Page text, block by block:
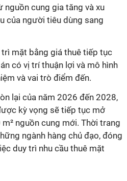
cung gia tăng và xu
của người tiêu dùng sang
trì mặt bằng giá thuê tiếp tục
có vị trí thuận lợi và mô hình
và vai trò điểm đến.
lại của năm 2026 đến 2028,
kỳ vọng sẽ tiếp tục mở
nguồn cung mới. Thời trang
ngành hàng chủ đạo, đóng
duy trì nhu cầu thuê mặt